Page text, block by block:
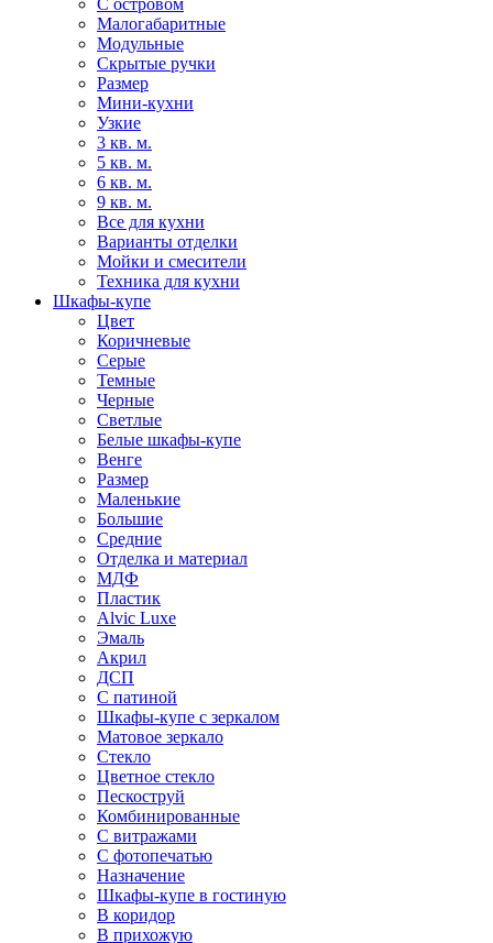
С островом
Малогабаритные
Модульные
Скрытые ручки
Размер
Мини-кухни
Узкие
3 кв. м.
5 кв. м.
6 кв. м.
9 кв. м.
Все для кухни
Варианты отделки
Мойки и смесители
Техника для кухни
Шкафы-купе
Цвет
Коричневые
Серые
Темные
Черные
Светлые
Белые шкафы-купе
Венге
Размер
Маленькие
Большие
Средние
Отделка и материал
МДФ
Пластик
Alvic Luxe
Эмаль
Акрил
ДСП
С патиной
Шкафы-купе с зеркалом
Матовое зеркало
Стекло
Цветное стекло
Пескоструй
Комбинированные
С витражами
С фотопечатью
Назначение
Шкафы-купе в гостиную
В коридор
В прихожую